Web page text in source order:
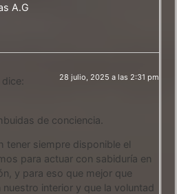
A.G
dice: 28 julio, 2025 a las 2:31 pm
de conciencia.
tener siempre disponible el
para actuar con sabiduría en
y para eso que mejor que
interior y que la voluntad